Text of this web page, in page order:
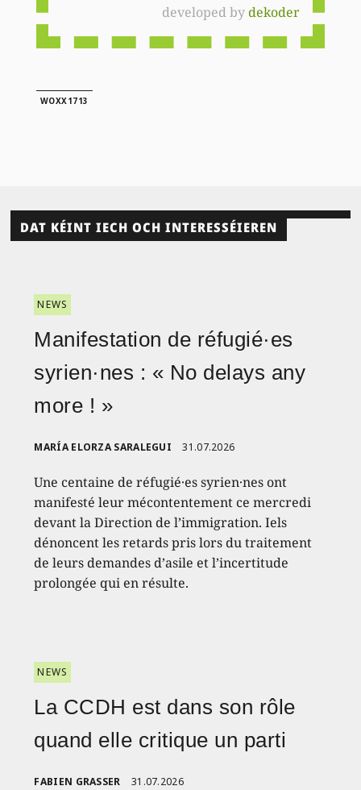
developed bydekoder
WOXX1713
DAT KÉINT IECH OCH INTERESSÉIEREN
NEWS
Manifestation de réfugié·es
syrien·nes : « No delays any
more ! »
MARÍA ELORZA SARALEGUI 31.07.2026
Une centaine de réfugié·es syrien·nes ont
manifesté leur mécontentement ce mercredi
devant la Direction de l’immigration. Iels
dénoncent les retards pris lors du traitement
de leurs demandes d’asile et l’incertitude
prolongée qui en résulte.
NEWS
La CCDH est dans son rôle
quand elle critique un parti
FABIEN GRASSER 31.07.2026